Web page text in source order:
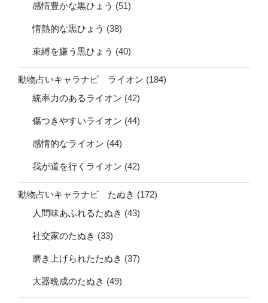
感情豊かな黒ひょう (51)
情熱的な黒ひょう (38)
束縛を嫌う黒ひょう (40)
動物占いキャラナビ ライオン (184)
統率力のあるライオン (42)
傷つきやすいライオン (44)
感情的なライオン (44)
我が道を行くライオン (42)
動物占いキャラナビ たぬき (172)
人間味あふれるたぬき (43)
社交家のたぬき (33)
磨き上げられたたぬき (37)
大器晩成のたぬき (49)